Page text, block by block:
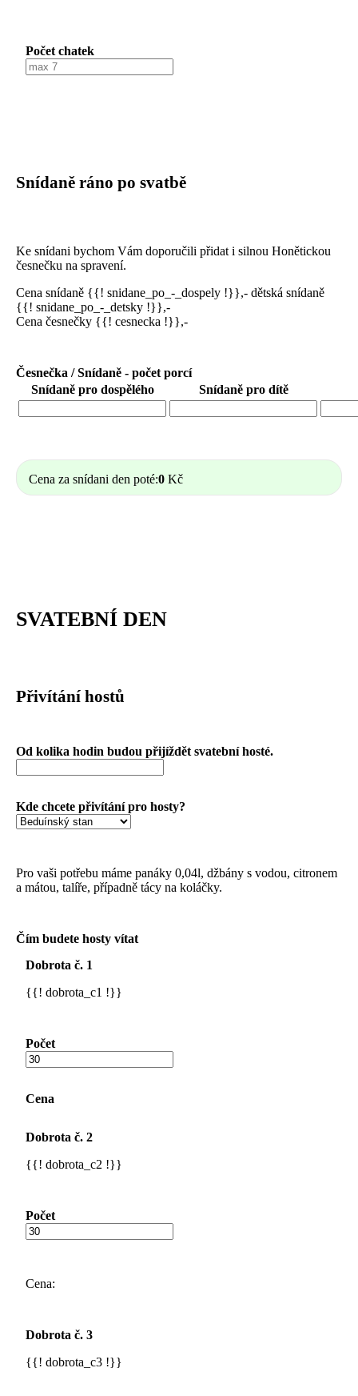
Počet chatek
Snídaně ráno po svatbě
Ke snídani bychom Vám doporučili přidat i silnou Honětickou
česnečku na spravení.
Cena snídaně {{! snidane_po_-_dospely !}},- dětská snídaně
{{! snidane_po_-_detsky !}},-
Cena česnečky {{! cesnecka !}},-
Česnečka / Snídaně - počet porcí
Snídaně pro dospělého
Snídaně pro dítě
Cena za snídani den poté:0 Kč
SVATEBNÍ DEN
Přivítání hostů
Od kolika hodin budou přijíždět svatební hosté.
Kde chcete přivítání pro hosty?
Pro vaši potřebu máme panáky 0,04l, džbány s vodou, citronem
a mátou, talíře, případně tácy na koláčky.
Čím budete hosty vítat
Dobrota č. 1
{{! dobrota_c1 !}}
Počet
Cena
Dobrota č. 2
{{! dobrota_c2 !}}
Počet
Cena:
Dobrota č. 3
{{! dobrota_c3 !}}